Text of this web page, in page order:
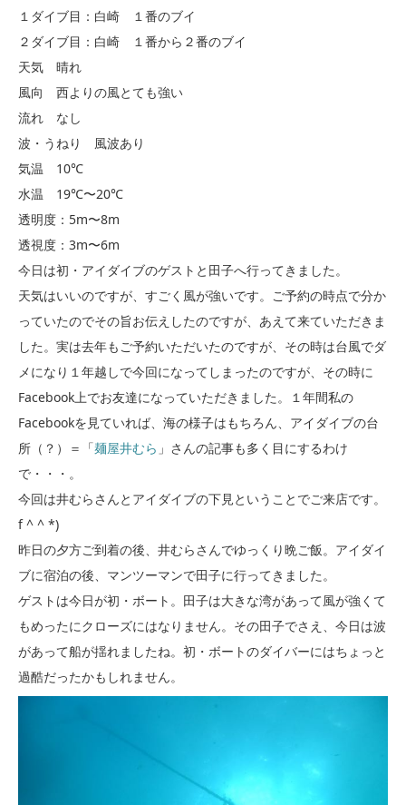
１ダイブ目：白崎 １番のブイ
２ダイブ目：白崎 １番から２番のブイ
天気 晴れ
風向 西よりの風とても強い
流れ なし
波・うねり 風波あり
気温 10℃
水温 19℃〜20℃
透明度：5m〜8m
透視度：3m〜6m
今日は初・アイダイブのゲストと田子へ行ってきました。
天気はいいのですが、すごく風が強いです。ご予約の時点で分か
っていたのでその旨お伝えしたのですが、あえて来ていただきま
した。実は去年もご予約いただいたのですが、その時は台風でダ
メになり１年越しで今回になってしまったのですが、その時に
Facebook上でお友達になっていただきました。１年間私の
Facebookを見ていれば、海の様子はもちろん、アイダイブの台
所（？）＝「麺屋井むら 」さんの記事も多く目にするわけ
で・・・。
今回は井むらさんとアイダイブの下見ということでご来店です。
f ^ ^ *)
昨日の夕方ご到着の後、井むらさんでゆっくり晩ご飯。アイダイ
ブに宿泊の後、マンツーマンで田子に行ってきました。
ゲストは今日が初・ボート。田子は大きな湾があって風が強くて
もめったにクローズにはなりません。その田子でさえ、今日は波
があって船が揺れましたね。初・ボートのダイバーにはちょっと
過酷だったかもしれません。